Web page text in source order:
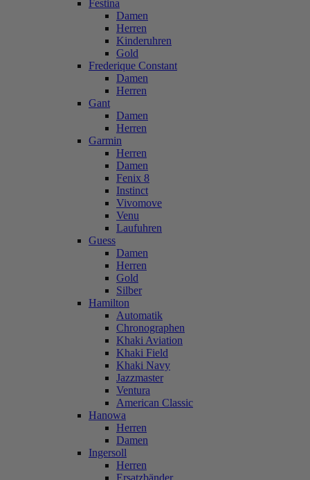
Festina
Damen
Herren
Kinderuhren
Gold
Frederique Constant
Damen
Herren
Gant
Damen
Herren
Garmin
Herren
Damen
Fenix 8
Instinct
Vivomove
Venu
Laufuhren
Guess
Damen
Herren
Gold
Silber
Hamilton
Automatik
Chronographen
Khaki Aviation
Khaki Field
Khaki Navy
Jazzmaster
Ventura
American Classic
Hanowa
Herren
Damen
Ingersoll
Herren
Ersatzbänder